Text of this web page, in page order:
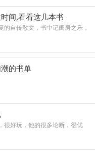
间,看看这几本书
的自传散文，书中记闺房之乐，
潮的书单
很好玩，他的很多论断，很优